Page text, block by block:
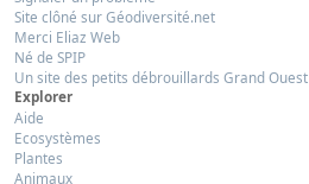
Site clôné sur Géodiversité.net
Merci Eliaz Web
Né de SPIP
Un site des petits débrouillards Grand Ouest
Explorer
Aide
Ecosystèmes
Plantes
Animaux